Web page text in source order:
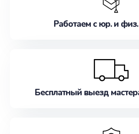
Работаем с юр. и
Бесплатный выезд